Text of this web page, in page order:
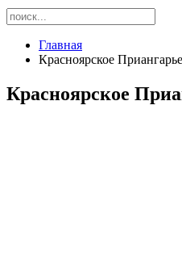
Главная
Красноярское Приангарье
Красноярское